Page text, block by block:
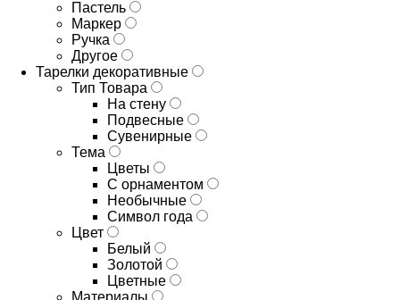
Пастель
Маркер
Ручка
Другое
Тарелки декоративные
Тип Товара
На стену
Подвесные
Сувенирные
Тема
Цветы
С орнаментом
Необычные
Символ года
Цвет
Белый
Золотой
Цветные
Материалы